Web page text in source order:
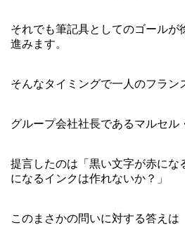
それでも筆記具としてのゴールが
進みます。
そんなタイミングで一人のフラン
グループ会社社長であるマルセル
提言したのは「黒い文字が赤にな
になるインクは作れないか？」
このまさかの問いに対する答えは